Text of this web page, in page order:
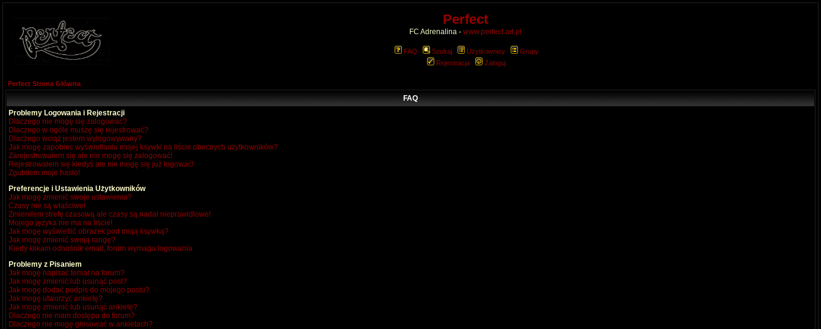
Perfect
FC Adrenalina - www.perfect.art.pl
FAQ Szukaj Użytkownicy
Grupy
Rejestracja
Zaloguj
Perfect Strona Główna
FAQ
Problemy Logowania i Rejestracji
Dlaczego nie mogę się zalogować?
Dlaczego w ogóle muszę się rejestrować?
Dlaczego wciąż jestem wylogowywany?
Jak mogę zapobiec wyświetlaniu mojej ksywki na liście obecnych użytkowników?
Zarejestrowałem się ale nie mogę się zalogować!
Rejestrowałem się kiedyś ale nie mogę się już logować!
Zgubiłem moje hasło!
Preferencje i Ustawienia Użytkowników
Jak mogę zmienić swoje ustawienia?
Czasy nie są właściwe!
Zmieniłem strefę czasową ale czasy są nadal nieprawidłowe!
Mojego języka nie ma na liście!
Jak mogę wyświetlić obrazek pod moją ksywką?
Jak mogę zmienić swoją rangę?
Kiedy klikam odnośnik email, forum wymaga logowania
Problemy z Pisaniem
Jak mogę napisać temat na forum?
Jak mogę zmienić lub usunąć post?
Jak mogę dodać podpis do mojego postu?
Jak mogę utworzyć ankietę?
Jak mogę zmienić lub usunąć ankietę?
Dlaczego nie mam dostępu do forum?
Dlaczego nie mogę głosować w ankietach?